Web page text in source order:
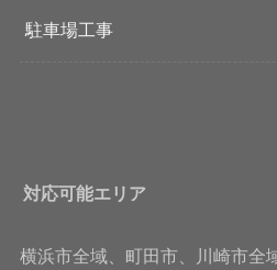
駐車場工事
対応可能エリア
横浜市全域、町田市、川崎市全